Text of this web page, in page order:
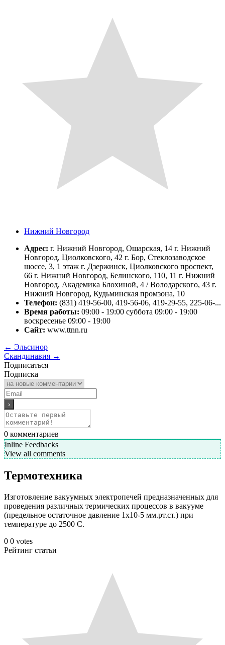
Нижний Новгород
Адрес: г. Нижний Новгород, Ошарская, 14 г. Нижний
Новгород, Циолковского, 42 г. Бор, Стеклозаводское
шоссе, 3, 1 этаж г. Дзержинск, Циолковского проспект,
66 г. Нижний Новгород, Белинского, 110, 11 г. Нижний
Новгород, Академика Блохиной, 4 / Володарского, 43 г.
Нижний Новгород, Кудьминская промзона, 10
Телефон: (831) 419-56-00, 419-56-06, 419-29-55, 225-06-...
Время работы: 09:00 - 19:00 суббота 09:00 - 19:00
воскресенье 09:00 - 19:00
Сайт: www.ttnn.ru
← Эльсинор
Скандинавия →
Подписаться
Подписка
0 комментариев
Inline Feedbacks
View all comments
Термотехника
Изготовление вакуумных электропечей предназначенных для
проведения различных термических процессов в вакууме
(предельное остаточное давление 1х10-5 мм.рт.ст.) при
температуре до 2500 С.
0 0 votes
Рейтинг статьи